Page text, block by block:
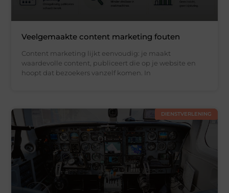
Veelgemaakte content marketing fouten
Content marketing lijkt eenvoudig: je maakt
waardevolle content, publiceert die op je website en
hoopt dat bezoekers vanzelf komen. In
DIENSTVERLENING